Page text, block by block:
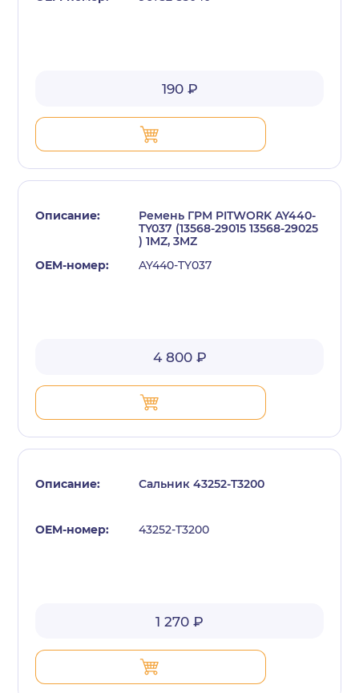
190 ₽
Ремень ГРМ PITWORK AY440-
TY037 (13568-29015 13568-29025
) 1MZ, 3MZ
AY440-TY037
4 800 ₽
Сальник 43252-T3200
43252-T3200
1 270 ₽